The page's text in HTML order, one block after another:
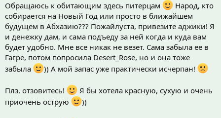
Обращаюсь к обитающим здесь питерцам
Народ, кто
собирается на Новый Год или просто в ближайшем
будущем в Абхазию??? Пожайлуста, привезите аджики! Я
и денежку дам, и сама подъеду за ней когда и куда вам
будет удобно. Мне все никак не везет. Сама забыла ее в
Гагре, потом попросила Desert_Rose, но и она тоже
забыла
)) А мой запас уже практически исчерпан!
Плз, отзовитесь!
Я бы хотела красную, сухую и очень
приочень острую
))